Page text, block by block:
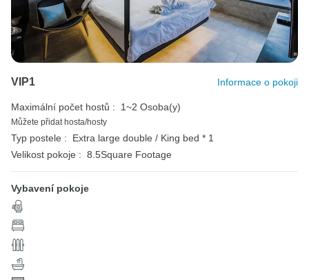
VIP1 Informace o pokoji
Maximální počet hostů : 1~2 Osoba(y)
Můžete přidat hosta/hosty
Typ postele :
Extra large double / King bed * 1
Velikost pokoje : 8.5Square Footage
Vybavení pokoje